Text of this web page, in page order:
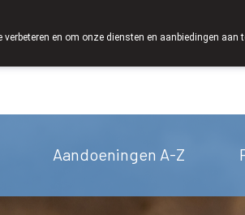
Aandoeningen A-Z
en om onze diensten en aanbiedingen